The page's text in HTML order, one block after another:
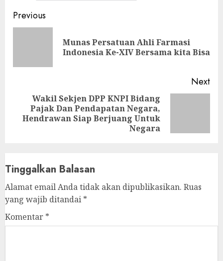
Continue
Reading
Previous
Munas Persatuan Ahli Farmasi
Indonesia Ke-XIV Bersama kita Bisa
Next
Next
post:
Wakil Sekjen DPP KNPI Bidang
Pajak Dan Pendapatan Negara,
Hendrawan Siap Berjuang Untuk
Negara
Tinggalkan Balasan
Alamat email Anda tidak akan dipublikasikan. Ruas
yang wajib ditandai *
Komentar *